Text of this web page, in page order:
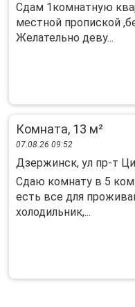
Сдам 1комнатную
местной пропиской
Желательно деву...
Комната, 13 м²
07.08.26 09:52
Дзержинск, ул пр-т
Сдаю комнату в 5
есть все для
холодильник,...